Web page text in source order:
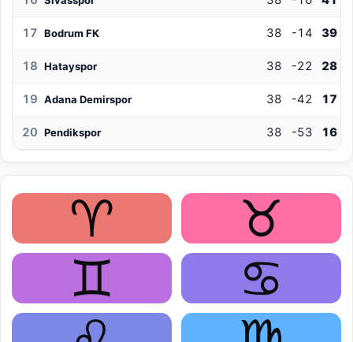
17 Bodrum FK 38 -14 39
18 Hatayspor 38 -22 28
19 Adana Demirspor 38 -42 17
20 Pendikspor 38 -53 16
♈
♉
♊
♋